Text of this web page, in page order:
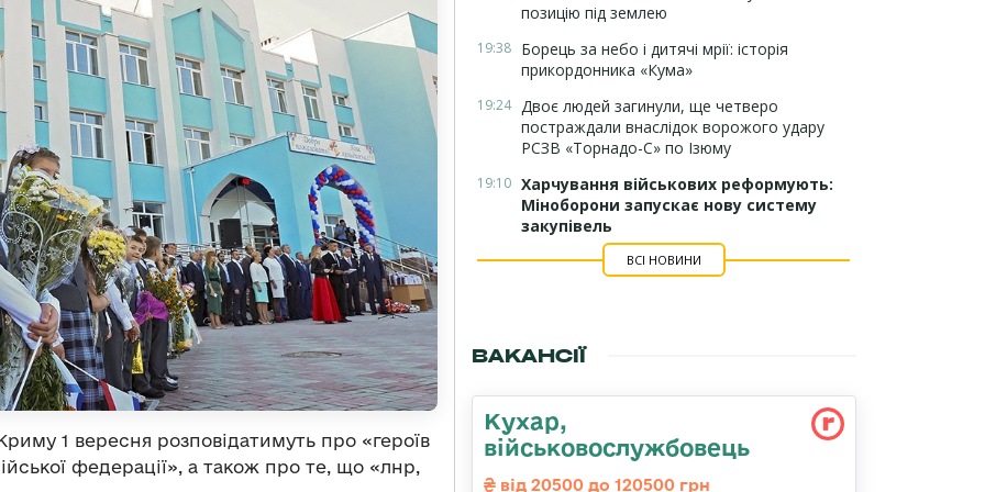
1 вересня розповідатимуть про «героїв
федерації», а також про те, що «лнр,
позицію під землею
19:38 Борець за небо і дитячі мрії: історія
прикордонника «Кума»
19:24 Двоє людей загинули, ще четверо
постраждали внаслідок ворожого удару
РСЗВ «Торнадо-С» по Ізюму
19:10 Харчування військових реформують:
Міноборони запускає нову систему
закупівель
ВСІ НОВИНИ
ВАКАНСІЇ
Кухар,
військовослужбовець
від 20500 до 120500 грн